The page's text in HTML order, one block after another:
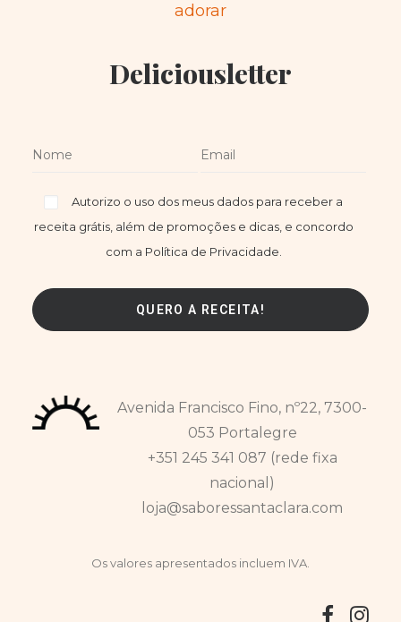
adorar
Deliciousletter
Autorizo o uso dos meus dados para receber a
receita grátis, além de promoções e dicas, e concordo
com a Política de Privacidade.
Avenida Francisco Fino, nº22, 7300-
053 Portalegre
+351 245 341 087 (rede fixa
nacional)
loja@saboressantaclara.com
Os valores apresentados incluem IVA.